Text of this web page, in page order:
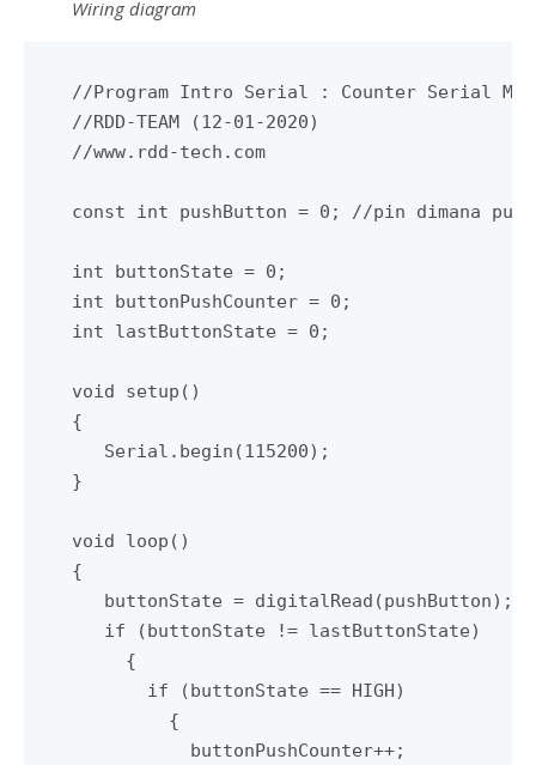
Wiring diagram
//Program Intro Serial : Counter Serial
//RDD-TEAM (12-01-2020)
//www.rdd-tech.com
const int pushButton = 0; //pin dimana push
int buttonState = 0;
int buttonPushCounter = 0;
int lastButtonState = 0;
void setup()
{
   Serial.begin(115200);
}
void loop()
{
   buttonState = digitalRead(pushButton);
   if (buttonState != lastButtonState)
     {
       if (buttonState == HIGH)
         {
           buttonPushCounter++;